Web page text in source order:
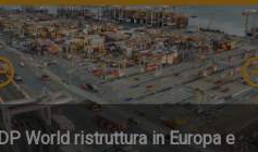
DP World ristruttura in Europa e